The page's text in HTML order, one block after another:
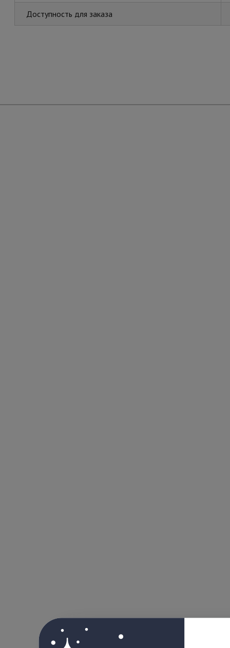
Доступность для заказа